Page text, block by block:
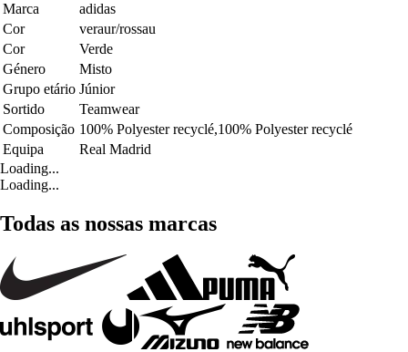
Marca
adidas
Cor
veraur/rossau
Cor
Verde
Género
Misto
Grupo etário Júnior
Sortido
Teamwear
Composição 100% Polyester recyclé,100% Polyester recyclé
Equipa
Real Madrid
Loading...
Loading...
Todas as nossas marcas